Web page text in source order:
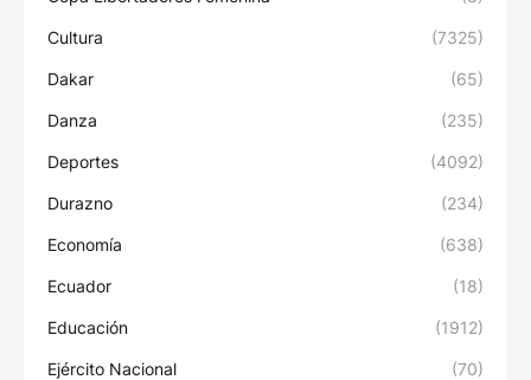
Cultura (7325)
Dakar (65)
Danza (235)
Deportes (4092)
Durazno (234)
Economía (638)
Ecuador (18)
Educación (1912)
Ejército Nacional (70)